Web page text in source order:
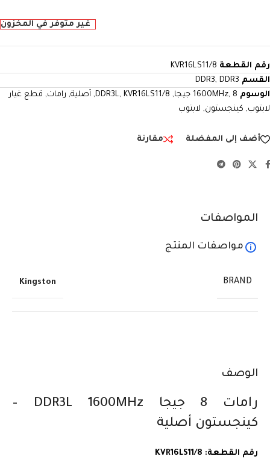
غير متوفر في المخزون
رقم القطعة KVR16LS11/8
القسم
DDR3, DDR3
الوسوم
1600MHz, 8 جيجا ,
DDR3L, KVR16LS11/8
, أصلية, رامات, قطع غيار
لابتوب, كينجستون, لابتوب
أضف إلى المفضلة مقارنة
الوصف
رامات 8 جيجا DDR3L 1600MHz –
كينجستون أصلية
رقم القطعة: KVR16LS11/8
المواصفات
مواصفات المنتج
BRAND
Kingston